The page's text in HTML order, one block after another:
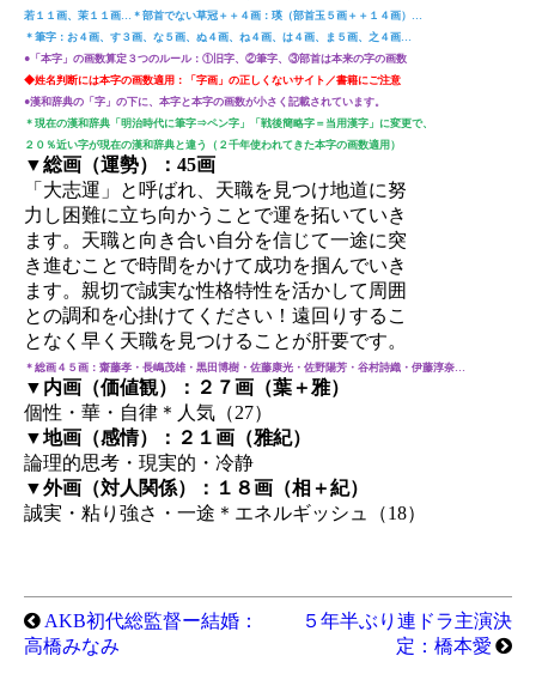
若１１画、茉１１画…＊部首でない草冠＋＋４画：瑛（部首玉５画＋＋１４画）…
＊筆字：お４画、す３画、な５画、ぬ４画、ね４画、は４画、ま５画、之４画…
●「本字」の画数算定３つのルール：①旧字、②筆字、③部首は本来の字の画数
◆姓名判断には本字の画数適用：「字画」の正しくないサイト／書籍にご注意
●漢和辞典の「字」の下に、本字と本字の画数が小さく記載されています。
＊現在の漢和辞典「明治時代に筆字⇒ペン字」「戦後簡略字＝当用漢字」に変更で、
２０％近い字が現在の漢和辞典と違う（２千年使われてきた本字の画数適用）
▼総画（運勢）：45画
「大志運」と呼ばれ、天職を見つけ地道に努
力し困難に立ち向かうことで運を拓いていき
ます。天職と向き合い自分を信じて一途に突
き進むことで時間をかけて成功を掴んでいき
ます。親切で誠実な性格特性を活かして周囲
との調和を心掛けてください！遠回りするこ
となく早く天職を見つけることが肝要です。
＊総画４５画：齋藤孝・長嶋茂雄・黒田博樹・佐藤康光・佐野陽芳・谷村詩織・伊藤淳奈…
▼内画（価値観）：２７画（葉＋雅）
個性・華・自律＊人気（27）
▼地画（感情）：２１画（雅紀）
論理的思考・現実的・冷静
▼外画（対人関係）：１８画（相＋紀）
誠実・粘り強さ・一途＊エネルギッシュ（18）
AKB初代総監督ー結婚：
高橋みなみ
５年半ぶり連ドラ主演決
定：橋本愛